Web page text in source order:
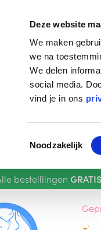
Deze website
We maken
we na
We delen
social media.
vind je in ons
o
s
m
Noodzakelijk
bestelllingen GRATIS